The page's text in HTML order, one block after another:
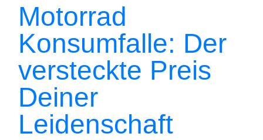
Motorrad
Konsumfalle: Der
versteckte Preis
Deiner
Leidenschaft